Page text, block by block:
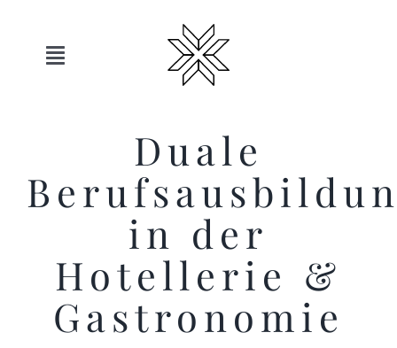
contentToggle
Angebote
Bewegen
Duale
in der
Hotellerie &
Gastronomie